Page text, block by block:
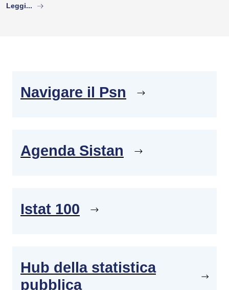
Leggi... about
Navigare il Psn
Agenda Sistan
Istat 100
Hub della statistica
pubblica